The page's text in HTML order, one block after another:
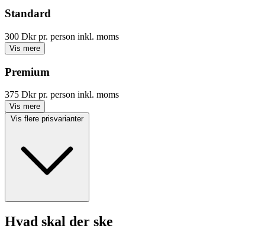
Standard
300 Dkrpr. person inkl. moms
Vis mere
Premium
375 Dkrpr. person inkl. moms
Vis mere
Vis flere prisvarianter
Hvad skal der ske